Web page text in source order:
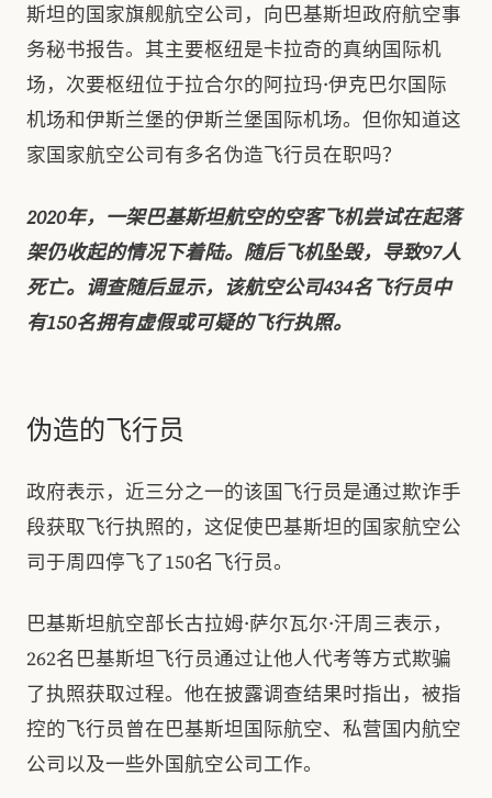
斯坦的国家旗舰航空公司，向巴基斯坦政府航空事
务秘书报告。其主要枢纽是卡拉奇的真纳国际机
场，次要枢纽位于拉合尔的阿拉玛·伊克巴尔国际
机场和伊斯兰堡的伊斯兰堡国际机场。但你知道这
家国家航空公司有多名伪造飞行员在职吗？
2020年，一架巴基斯坦航空的空客飞机尝试在起落
架仍收起的情况下着陆。随后飞机坠毁，导致97人
死亡。调查随后显示，该航空公司434名飞行员中
有150名拥有虚假或可疑的飞行执照。
伪造的飞行员
政府表示，近三分之一的该国飞行员是通过欺诈手
段获取飞行执照的，这促使巴基斯坦的国家航空公
司于周四停飞了150名飞行员。
巴基斯坦航空部长古拉姆·萨尔瓦尔·汗周三表示，
262名巴基斯坦飞行员通过让他人代考等方式欺骗
了执照获取过程。他在披露调查结果时指出，被指
控的飞行员曾在巴基斯坦国际航空、私营国内航空
公司以及一些外国航空公司工作。